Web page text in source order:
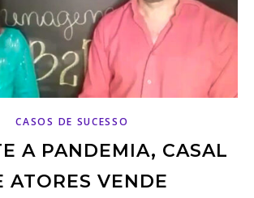
CASOS DE SUCESSO
A PANDEMIA, CASAL
ATORES VENDE